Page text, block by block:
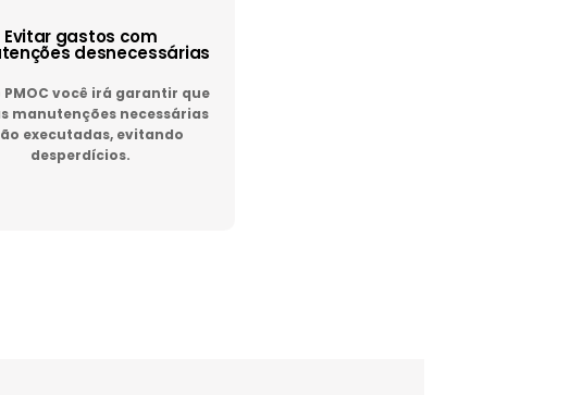
Evitar gastos com
desnecessárias
PMOC você irá garantir que
manutenções necessárias
executadas, evitando
desperdícios.